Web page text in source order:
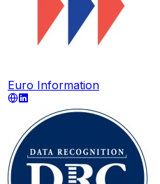
Euro Information